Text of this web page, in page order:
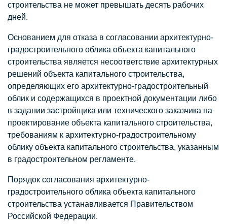
строительства не может превышать десять рабочих
дней.
Основанием для отказа в согласовании архитектурно-
градостроительного облика объекта капитального
строительства является несоответствие архитектурных
решений объекта капитального строительства,
определяющих его архитектурно-градостроительный
облик и содержащихся в проектной документации либо
в задании застройщика или технического заказчика на
проектирование объекта капитального строительства,
требованиям к архитектурно-градостроительному
облику объекта капитального строительства, указанным
в градостроительном регламенте.
Порядок согласования архитектурно-
градостроительного облика объекта капитального
строительства устанавливается Правительством
Российской Федерации.